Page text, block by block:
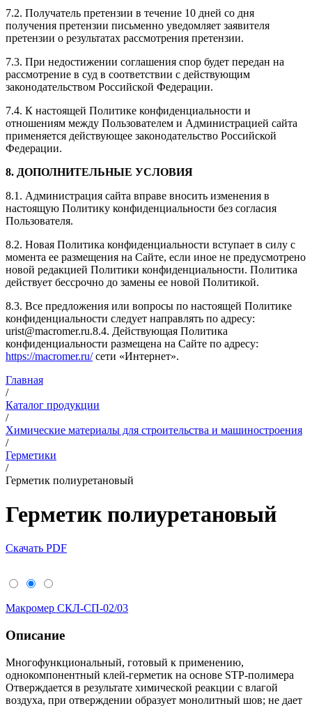
7.2. Получатель претензии в течение 10 дней со дня
получения претензии письменно уведомляет заявителя
претензии о результатах рассмотрения претензии.
7.3. При недостижении соглашения спор будет передан на
рассмотрение в суд в соответствии с действующим
законодательством Российской Федерации.
7.4. К настоящей Политике конфиденциальности и
отношениям между Пользователем и Администрацией сайта
применяется действующее законодательство Российской
Федерации.
8. ДОПОЛНИТЕЛЬНЫЕ УСЛОВИЯ
8.1. Администрация сайта вправе вносить изменения в
настоящую Политику конфиденциальности без согласия
Пользователя.
8.2. Новая Политика конфиденциальности вступает в силу с
момента ее размещения на Сайте, если иное не предусмотрено
новой редакцией Политики конфиденциальности. Политика
действует бессрочно до замены ее новой Политикой.
8.3. Все предложения или вопросы по настоящей Политике
конфиденциальности следует направлять по адресу:
urist@macromer.ru.8.4. Действующая Политика
конфиденциальности размещена на Сайте по адресу:
https://macromer.ru/сети «Интернет».
Главная
/
Каталог продукции
/
Химические материалы для строительства и машиностроения
/
Герметики
/
Герметик полиуретановый
Герметик полиуретановый
Скачать PDF
Макромер СКЛ-СП-02/03
Описание
Многофункциональный, готовый к применению,
однокомпонентный клей-герметик на основе STP-полимера
Отверждается в результате химической реакции с влагой
воздуха, при отверждении образует монолитный шов; не дает